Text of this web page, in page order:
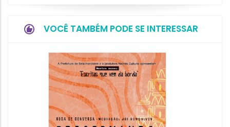
VOCÊ TAMBÉM PODE SE INTERESSAR